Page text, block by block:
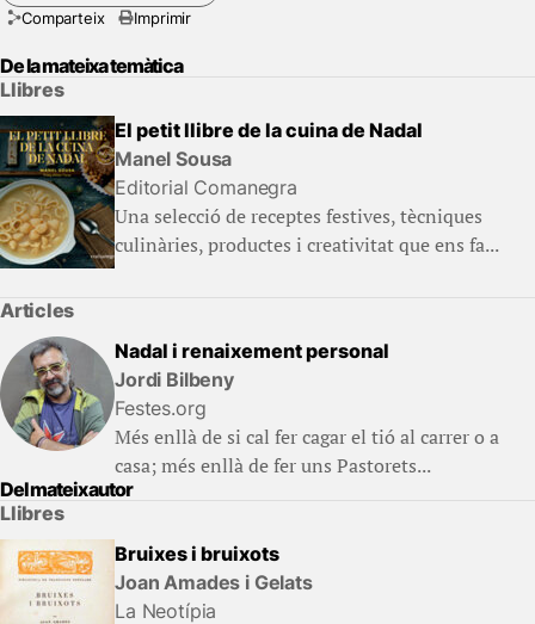
Comparteix Imprimir
De la mateixa temàtica
Llibres
El petit llibre de la cuina de Nadal
Manel Sousa
Editorial Comanegra
Una selecció de receptes festives, tècniques
culinàries, productes i creativitat que ens fa...
Articles
Nadal i renaixement personal
Jordi Bilbeny
Festes.org
Més enllà de si cal fer cagar el tió al carrer o a
casa; més enllà de fer uns Pastorets...
Del mateix autor
Llibres
Bruixes i bruixots
Joan Amades i Gelats
La Neotípia